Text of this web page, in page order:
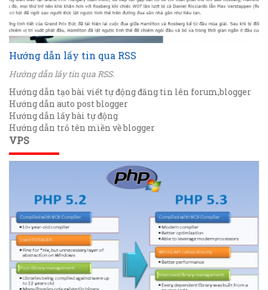
Hướng dẫn lấy tin qua RSS
Hướng dẫn lấy tin qua RSS.
Hướng dẫn tạo bài viết tự động đăng tin lên forum,blogger
Hướng dẫn auto post blogger
Hướng dẫn lấy bài tự động
Hướng dẫn trỏ tên miền về blogger
VPS